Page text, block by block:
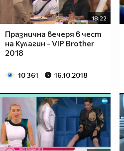
18:22
Празнична вечеря в чест
на Кулагин - VIP Brother
2018
10 361 16.10.2018